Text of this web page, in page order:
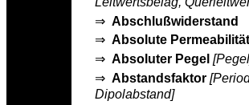
⇒ Abschlußwiderstand
⇒ Absolute Permeabilität
⇒ Absoluter Pegel
⇒ Abstandsfaktor
Dipolabstand]